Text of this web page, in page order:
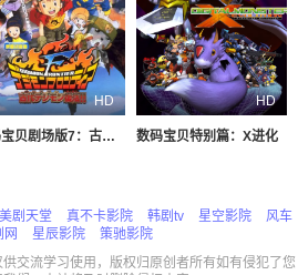
HD
数码宝贝剧场版7：古代数码兽复活
HD
数码宝贝特别篇：X进化
美剧天堂 真不卡影院 韩剧tv 星空影院
风车
网 星辰影院
策驰影院
交流学习使用，版权归原创者所有如有侵犯了您